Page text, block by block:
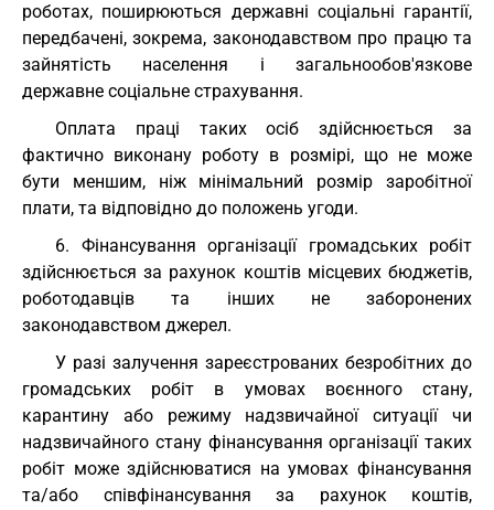
роботах, поширюються державні соціальні гарантії,
передбачені, зокрема, законодавством про працю та
зайнятість населення і загальнообов'язкове
державне соціальне страхування.
Оплата праці таких осіб здійснюється за
фактично виконану роботу в розмірі, що не може
бути меншим, ніж мінімальний розмір заробітної
плати, та відповідно до положень угоди.
6. Фінансування організації громадських робіт
здійснюється за рахунок коштів місцевих бюджетів,
роботодавців та інших не заборонених
законодавством джерел.
У разі залучення зареєстрованих безробітних до
громадських робіт в умовах воєнного стану,
карантину або режиму надзвичайної ситуації чи
надзвичайного стану фінансування організації таких
робіт може здійснюватися на умовах фінансування
та/або співфінансування за рахунок коштів,